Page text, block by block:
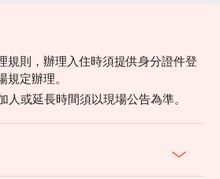
規則，辦理入住時須提供身分證件登
定辦理。
人或延長時間須以現場公告為準。